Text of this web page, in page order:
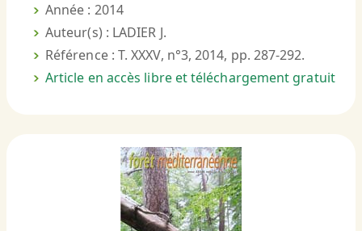
Année : 2014
Auteur(s) : LADIER J.
Référence : T. XXXV, n°3, 2014, pp. 287-292.
Article en accès libre et téléchargement gratuit